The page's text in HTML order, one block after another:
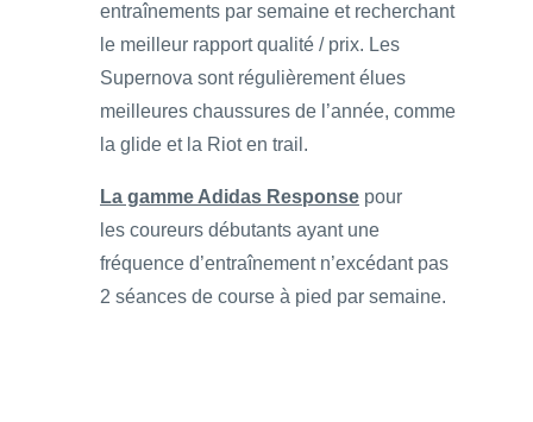
entraînements par semaine et recherchant
le meilleur rapport qualité / prix. Les
Supernova sont régulièrement élues
meilleures chaussures de l’année, comme
la glide et la Riot en trail.
La gamme Adidas Response pour
les coureurs débutants ayant une
fréquence d’entraînement n’excédant pas
2 séances de course à pied par semaine.